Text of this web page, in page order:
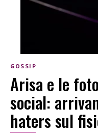
GOSSIP
Arisa e le
social:
haters sul